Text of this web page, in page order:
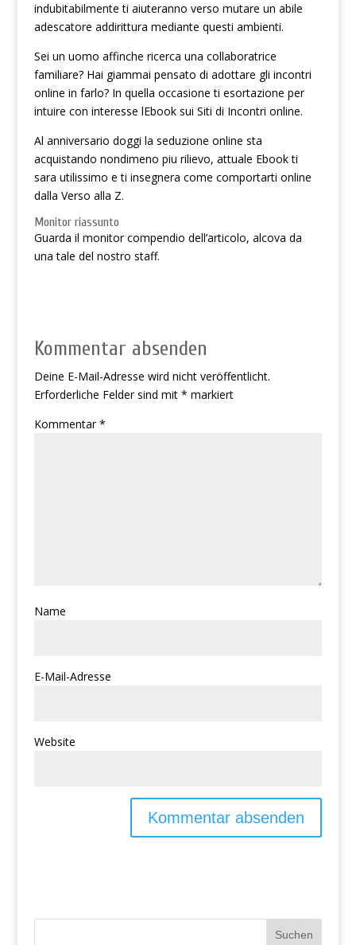
indubitabilmente ti aiuteranno verso mutare un abile
adescatore addirittura mediante questi ambienti.
Sei un uomo affinche ricerca una collaboratrice
familiare? Hai giammai pensato di adottare gli incontri
online in farlo? In quella occasione ti esortazione per
intuire con interesse lEbook sui Siti di Incontri online.
Al anniversario doggi la seduzione online sta
acquistando nondimeno piu rilievo, attuale Ebook ti
sara utilissimo e ti insegnera come comportarti online
dalla Verso alla Z.
Monitor riassunto
Guarda il monitor compendio dell’articolo, alcova da
una tale del nostro staff.
Kommentar absenden
Deine E-Mail-Adresse wird nicht veröffentlicht.
Erforderliche Felder sind mit * markiert
Kommentar*
Name
E-Mail-Adresse
Website